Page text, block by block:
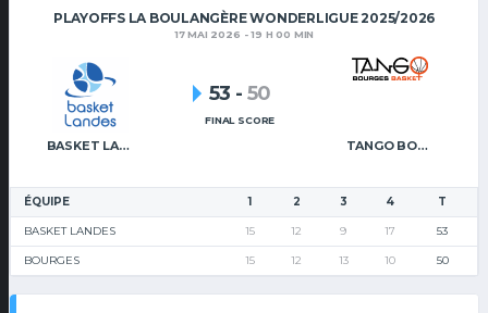
PLAYOFFS LA BOULANGÈRE WONDERLIGUE 2025/2026
17 MAI 2026 - 19 H 00 MIN
BASKET LANDES TANGO BOURGES BASKET
53 - 50
FINAL SCORE
ÉQUIPE 1 2 3 4 T
BASKET LANDES 15 12 9 17 53
BOURGES 15 12 13 10 50